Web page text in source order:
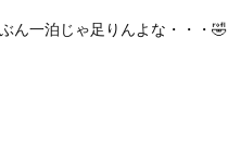
ん一泊じゃ足りんよな・・・🤣